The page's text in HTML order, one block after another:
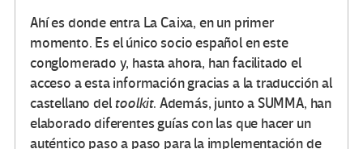
Ahí es donde entra La Caixa, en un primer
momento. Es el único socio español en este
conglomerado y, hasta ahora, han facilitado el
acceso a esta información gracias a la traducción al
castellano deltoolkit. Además, junto a SUMMA, han
elaborado diferentes guías con las que hacer un
auténtico paso a paso para la implementación de